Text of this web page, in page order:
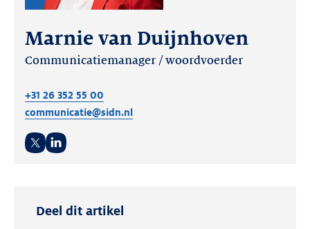
Marnie van Duijnhoven
Communicatiemanager / woordvoerder
+31 26 352 55 00
communicatie@sidn.nl
Deel dit artikel